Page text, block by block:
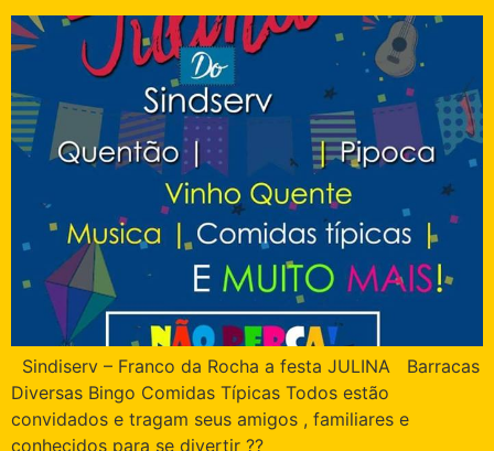
Sindiserv – Franco da Rocha a festa JULINA Barracas
Diversas Bingo Comidas Típicas Todos estão
convidados e tragam seus amigos , familiares e
conhecidos para se divertir ??